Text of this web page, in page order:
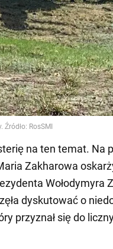
na ten temat. Na
Zakharowa
Wołodymyra
dyskutować o
przyznał się do